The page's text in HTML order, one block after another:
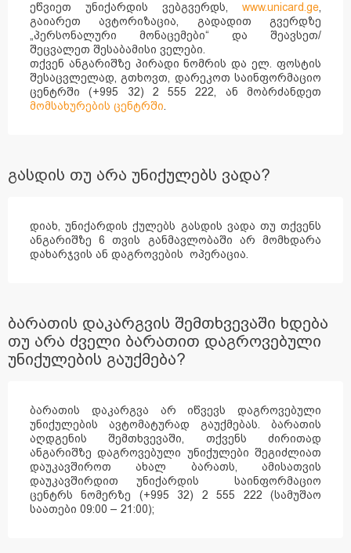
ეწვიეთ უნიქარდის ვებგვერდს, www.unicard.ge,
გაიარეთ ავტორიზაცია, გადადით გვერდზე
„პერსონალური მონაცემები“ და შეავსეთ/
შეცვალეთ შესაბამისი ველები.
თქვენ ანგარიშზე პირადი ნომრის და ელ. ფოსტის
შესაცვლელად, გთხოვთ, დარეკოთ საინფორმაციო
ცენტრში (+995 32) 2 555 222, ან მობრძანდეთ
მომსახურების ცენტრში.
გასდის თუ არა უნიქულებს ვადა?
დიახ, უნიქარდის ქულებს გასდის ვადა თუ თქვენს
ანგარიშზე 6 თვის განმავლობაში არ მომხდარა
დახარჯვის ან დაგროვების ოპერაცია.
ბარათის დაკარგვის შემთხვევაში ხდება
თუ არა ძველი ბარათით დაგროვებული
უნიქულების გაუქმება?
ბარათის დაკარგვა არ იწვევს დაგროვებული
უნიქულების ავტომატურად გაუქმებას. ბარათის
აღდგენის შემთხვევაში, თქვენს ძირითად
ანგარიშზე დაგროვებული უნიქულები შეგიძლიათ
დაუკავშიროთ ახალ ბარათს, ამისათვის
დაუკავშირდით უნიქარდის საინფორმაციო
ცენტრს ნომერზე (+995 32) 2 555 222 (სამუშაო
საათები 09:00 – 21:00);